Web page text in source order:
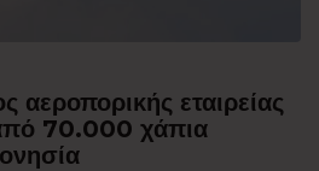
αεροπορικής εταιρείας
70.000 χάπια